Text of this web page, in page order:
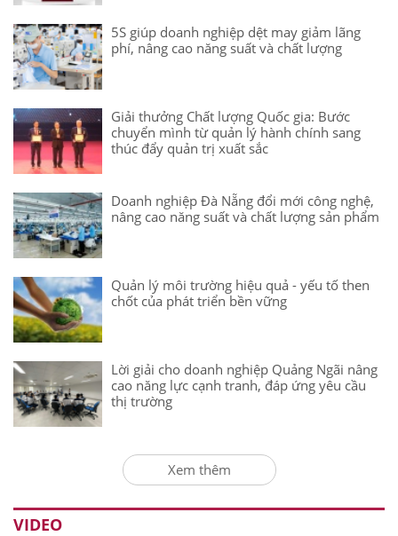
5S giúp doanh nghiệp dệt may giảm lãng
phí, nâng cao năng suất và chất lượng
Giải thưởng Chất lượng Quốc gia: Bước
chuyển mình từ quản lý hành chính sang
thúc đẩy quản trị xuất sắc
Doanh nghiệp Đà Nẵng đổi mới công nghệ,
nâng cao năng suất và chất lượng sản phẩm
Quản lý môi trường hiệu quả - yếu tố then
chốt của phát triển bền vững
Lời giải cho doanh nghiệp Quảng Ngãi nâng
cao năng lực cạnh tranh, đáp ứng yêu cầu
thị trường
Xem thêm
VIDEO